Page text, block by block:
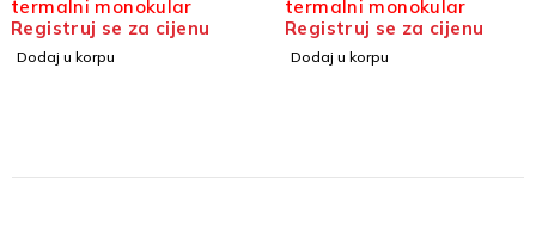
termalni monokular
Registruj se za cijenu
Dodaj u korpu
termalni monokular
Registruj se za cijenu
Dodaj u korpu